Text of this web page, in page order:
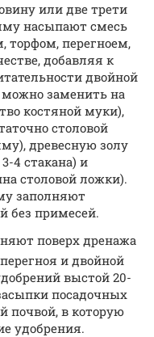
или две трети
насыпают смесь
торфом, перегноем,
добавляя к
двойной
можно заменить на
костяной муки),
столовой
древесную золу
4 стакана) и
столовой ложки).
заполняют
без примесей.
поверх дренажа
и двойной
выстой 20-
посадочных
почвой, в которую
удобрения.